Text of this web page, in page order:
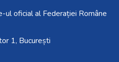
ul oficial al Federației Române
1, București